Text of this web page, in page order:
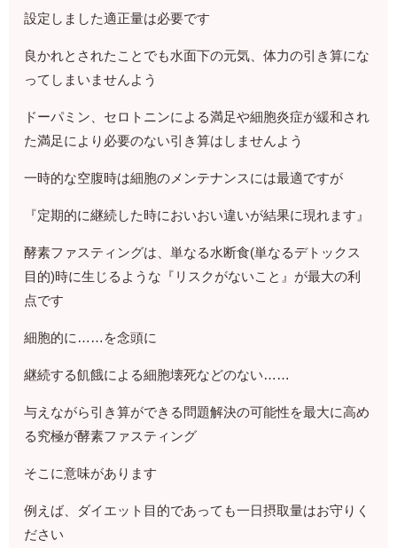
設定しました適正量は必要です
良かれとされたことでも水面下の元気、体力の引き算にな
ってしまいませんよう
ドーパミン、セロトニンによる満足や細胞炎症が緩和され
た満足により必要のない引き算はしませんよう
一時的な空腹時は細胞のメンテナンスには最適ですが
『定期的に継続した時においおい違いが結果に現れます』
酵素ファスティングは、単なる水断食(単なるデトックス
目的)時に生じるような『リスクがないこと』が最大の利
点です
細胞的に……を念頭に
継続する飢餓による細胞壊死などのない……
与えながら引き算ができる問題解決の可能性を最大に高め
る究極が酵素ファスティング
そこに意味があります
例えば、ダイエット目的であっても一日摂取量はお守りく
ださい